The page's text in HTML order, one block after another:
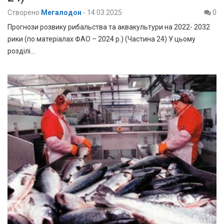
Створено Мегалодон - 14.03.2025
0
Прогнози розвику рибальства та аквакультури на 2022- 2032
рики (по матеріалах ФАО – 2024 р.) (Частина 24) У цьому
розділі…